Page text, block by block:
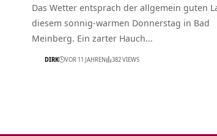
Das Wetter entsprach der allgemein guten
diesem sonnig-warmen Donnerstag in Bad
Meinberg. Ein zarter Hauch…
DIRK VOR 11 JAHREN 382 VIEWS